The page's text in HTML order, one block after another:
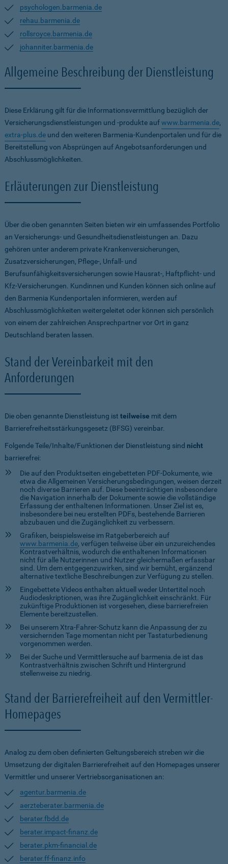
psychologen.barmenia.de
rehau.barmenia.de
rollsroyce.barmenia.de
johanniter.barmenia.de
Allgemeine Beschreibung der Dienstleistung
Diese Erklärung gilt für die Informationsvermittlung bezüglich der
Versicherungsdienstleistungen und -produkte aufwww.barmenia.de,
extra-plus.de und den weiteren Barmenia-Kundenportalen und für die
Bereitstellung von Absprüngen auf Angebotsanforderungen und
Abschlussmöglichkeiten.
Erläuterungen zur Dienstleistung
Über die oben genannten Seiten bieten wir ein umfassendes Portfolio
an Versicherungs- und Gesundheitsdienstleistungen an. Dazu
gehören unter anderem private Krankenversicherungen,
Zusatzversicherungen, Pflege-, Unfall- und
Berufsunfähigkeitsversicherungen sowie Hausrat-, Haftpflicht- und
Kfz-Versicherungen. Kundinnen und Kunden können sich online auf
den Barmenia Kundenportalen informieren, werden auf
Abschlussmöglichkeiten weitergeleitet oder können sich persönlich
von einem der zahlreichen Ansprechpartner vor Ort in ganz
Deutschland beraten lassen.
Stand der Vereinbarkeit mit den
Anforderungen
Die oben genannte Dienstleistung ist teilweise mit dem
Barrierefreiheitsstärkungsgesetz (BFSG) vereinbar.
Folgende Teile/Inhalte/Funktionen der Dienstleistung sind nicht
barrierefrei:
Die auf den Produktseiten eingebetteten PDF-Dokumente, wie
etwa die Allgemeinen Versicherungsbedingungen, weisen derzeit
noch diverse Barrieren auf. Diese beeinträchtigen insbesondere
die Navigation innerhalb der Dokumente sowie die vollständige
Erfassung der enthaltenen Informationen. Unser Ziel ist es,
insbesondere bei neu erstellten PDFs, bestehende Barrieren
abzubauen und die Zugänglichkeit zu verbessern.
Grafiken, beispielsweise im Ratgeberbereich auf
www.barmenia.de, verfügen teilweise über ein unzureichendes
Kontrastverhältnis, wodurch die enthaltenen Informationen
nicht für alle Nutzerinnen und Nutzer gleichermaßen erfassbar
sind. Um dem entgegenzuwirken, sind wir bemüht, ergänzend
alternative textliche Beschreibungen zur Verfügung zu stellen.
Eingebettete Videos enthalten aktuell weder Untertitel noch
Audiodeskriptionen, was ihre Zugänglichkeit einschränkt. Für
zukünftige Produktionen ist vorgesehen, diese barrierefreien
Elemente bereitzustellen.
Bei unserem Xtra-Fahrer-Schutz kann die Anpassung der zu
versichernden Tage momentan nicht per Tastaturbedienung
vorgenommen werden.
Bei der Suche und Vermittlersuche auf barmenia.de ist das
Kontrastverhältnis zwischen Schrift und Hintergrund
stellenweise zu niedrig.
Stand der Barrierefreiheit auf den Vermittler-
Homepages
Analog zu dem oben definierten Geltungsbereich streben wir die
Umsetzung der digitalen Barrierefreiheit auf den Homepages unserer
Vermittler und unserer Vertriebsorganisationen an:
agentur.barmenia.de
aerzteberater.barmenia.de
berater.fbdd.de
berater.impact-finanz.de
berater.pkm-financial.de
berater.ff-finanz.info